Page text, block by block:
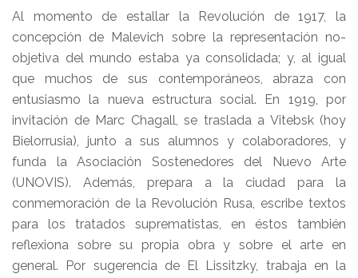
Al momento de estallar la Revolución de 1917, la
concepción de Malevich sobre la representación no-
objetiva del mundo estaba ya consolidada; y, al igual
que muchos de sus contemporáneos, abraza con
entusiasmo la nueva estructura social. En 1919, por
invitación de Marc Chagall, se traslada a Vitebsk (hoy
Bielorrusia), junto a sus alumnos y colaboradores, y
funda la Asociación Sostenedores del Nuevo Arte
(UNOVIS). Además, prepara a la ciudad para la
conmemoración de la Revolución Rusa, escribe textos
para los tratados suprematistas, en éstos también
reflexiona sobre su propia obra y sobre el arte en
general. Por sugerencia de El Lissitzky, trabaja en la